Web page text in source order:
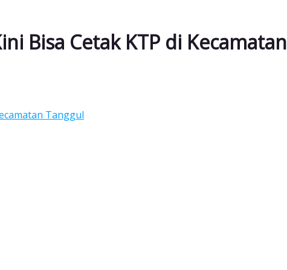
Bisa Cetak KTP di Kecamatan